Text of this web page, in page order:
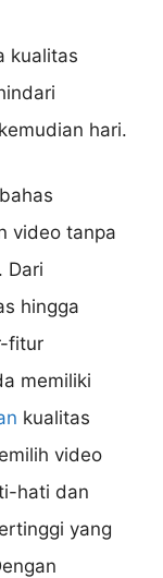
kualitas
hari.
video tanpa
Dari
hingga
fitur
memiliki
kualitas
video
hati dan
yang